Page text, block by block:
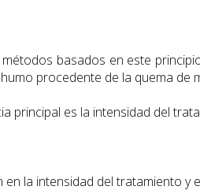
basados en este
procedente de la quema de
principal es la intensidad del
en la intensidad del tratamiento y